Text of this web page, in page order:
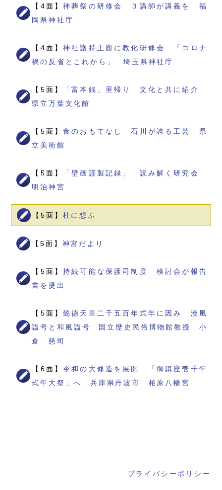
【4面】神葬祭の研修会 ３講師が講義を 福
岡県神社庁
【4面】神社護持主題に教化研修会 「コロナ
禍の反省とこれから」 埼玉県神社庁
【5面】
「富本銭」里帰り 文化と共に紹介
県立万葉文化館
【5面】食のおもてなし 石川が誇る工芸 県
立美術館
【5面】
「壁画謹製記録」 読み解く研究会
明治神宮
【5面】 杜に想ふ
【5面】 神宮だより
【5面】持続可能な保護司制度 検討会が報告
書を提出
【5面】懿徳天皇二千五百年式年に因み 漢風
諡号と和風諡号 国立歴史民俗博物館教授 小
倉 慈司
【6面】令和の大修造を展開 「御鎮座壱千年
式年大祭」へ 兵庫県丹波市 柏原八幡宮
プライバシーポリシー